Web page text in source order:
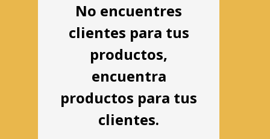
No encuentres
clientes para tus
productos,
encuentra
productos para tus
clientes.